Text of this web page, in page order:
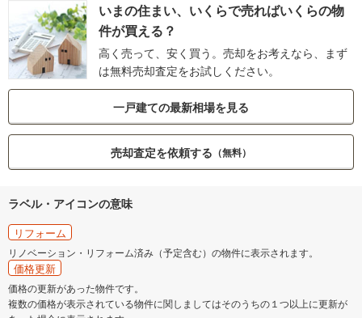
いまの住まい、いくらで売ればいくらの物
件が買える？
高く売って、安く買う。売却をお考えなら、まず
は無料売却査定をお試しください。
一戸建ての最新相場を見る
売却査定を依頼する （無料）
ラベル・アイコンの意味
リフォーム
リノベーション・リフォーム済み（予定含む）の物件に表示されます。
価格更新
価格の更新があった物件です。
複数の価格が表示されている物件に関しましてはそのうちの１つ以上に更新が